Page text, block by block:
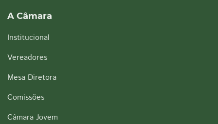
A Câmara
Institucional
Vereadores
Mesa Diretora
Comissões
Câmara Jovem